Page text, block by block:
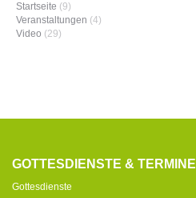
Startseite (9)
Veranstaltungen (4)
Video (29)
GOTTESDIENSTE & TERMINE
Gottesdienste